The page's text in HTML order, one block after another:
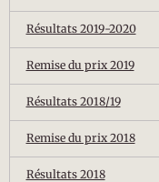
Résultats 2019-2020
Remise du prix 2019
Résultats 2018/19
Remise du prix 2018
Résultats 2018